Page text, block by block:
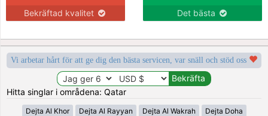
Bekräftad kvalitet Det bästa
Vi arbetar hårt för att ge dig den bästa servicen, var snäll och stöd oss
Hitta singlar i områdena: Qatar
Dejta Al Khor Dejta Al Rayyan Dejta Al Wakrah Dejta Doha